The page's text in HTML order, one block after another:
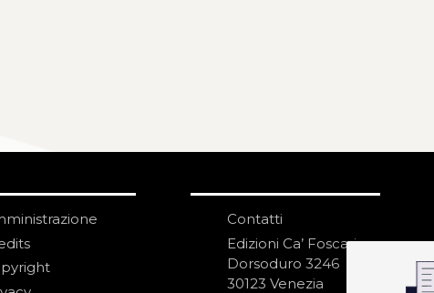
Contatti
Edizioni Ca’ Foscari
Dorsoduro 3246
30123 Venezia